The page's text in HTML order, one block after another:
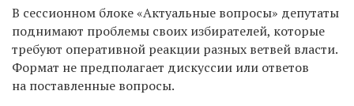
В сессионном блоке «Актуальные вопросы» депутаты
поднимают проблемы своих избирателей, которые
требуют оперативной реакции разных ветвей власти.
Формат не предполагает дискуссии или ответов
на поставленные вопросы.